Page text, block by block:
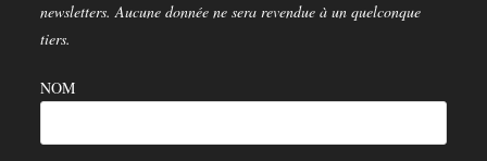
newsletters. Aucune donnée ne sera revendue à un quelconque
tiers.
NOM